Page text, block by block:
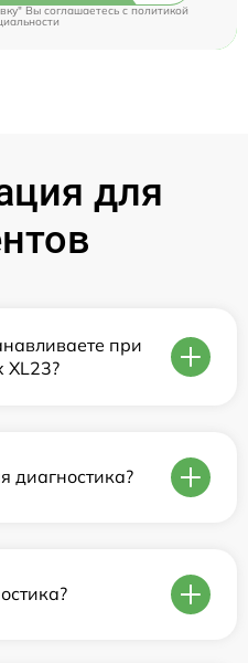
Вы соглашаетесь cполитикой
для
при
XL23?
диагностика?